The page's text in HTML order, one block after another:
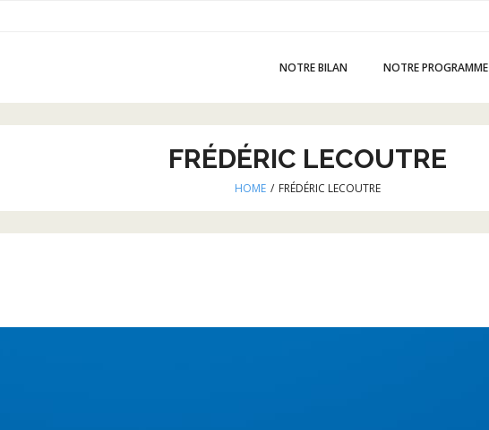
NOTRE BILAN NOTRE PROGRAMME
FRÉDÉRIC LECOUTRE
HOME / FRÉDÉRIC LECOUTRE